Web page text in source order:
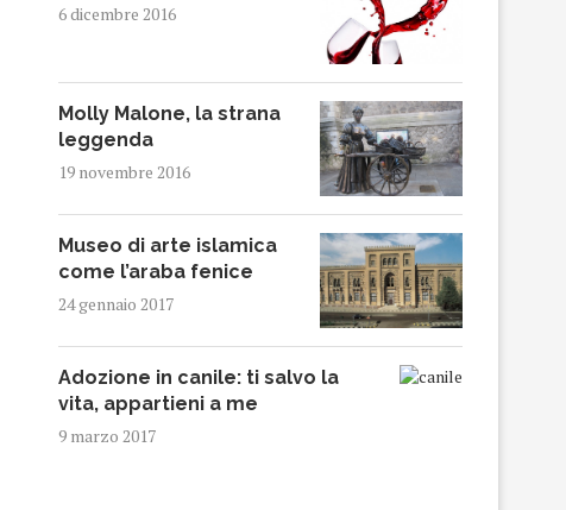
6 dicembre 2016
Molly Malone, la strana
leggenda
19 novembre 2016
Museo di arte islamica
come l’araba fenice
24 gennaio 2017
Adozione in canile: ti salvo la
vita, appartieni a me
9 marzo 2017